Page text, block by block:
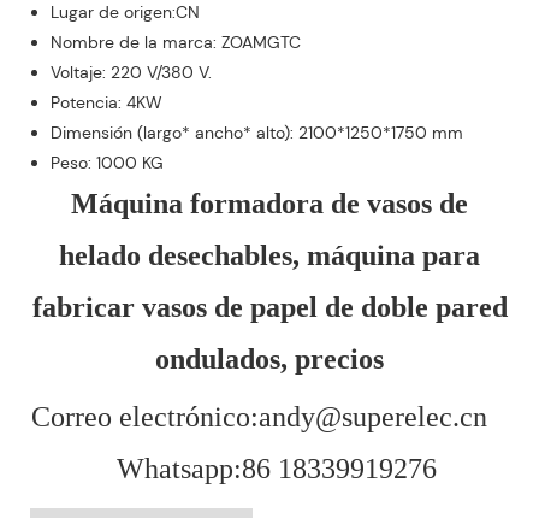
Lugar de origen:CN
Nombre de la marca: ZOAMGTC
Voltaje: 220 V/380 V.
Potencia: 4KW
Dimensión (largo* ancho* alto): 2100*1250*1750 mm
Peso: 1000 KG
Máquina formadora de vasos de
helado desechables, máquina para
fabricar vasos de papel de doble pared
ondulados, precios
Correo electrónico:andy@superelec.cn
Whatsapp:86 18339919276